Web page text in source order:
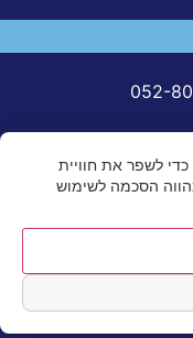
052-
אנו משתמשים בקובצי Cookie כדי לשפר את חוויית
הסכמה לשימוש